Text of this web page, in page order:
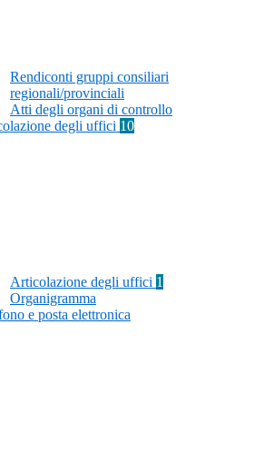
Rendiconti gruppi consiliari
regionali/provinciali
Atti degli organi di controllo
degli uffici 10
Articolazione degli uffici 1
Organigramma
e posta elettronica